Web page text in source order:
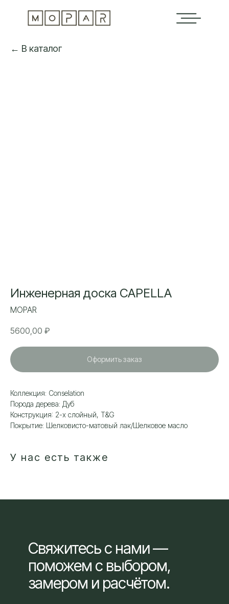
← В каталог
Инженерная доска CAPELLA
MOPAR
5600,00 ₽
Оформить заказ
Коллекция: Сonselation
Порода дерева: Дуб
Конструкция: 2-х слойный, T&G
Покрытие: Шелковисто-матовый лак/Шелковое масло
У нас есть также
Свяжитесь с нами —
поможем с выбором,
замером и расчётом.